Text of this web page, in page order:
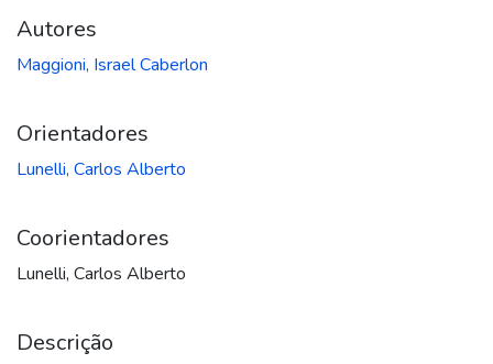
Autores
Maggioni, Israel Caberlon
Orientadores
Lunelli, Carlos Alberto
Coorientadores
Lunelli, Carlos Alberto
Descrição